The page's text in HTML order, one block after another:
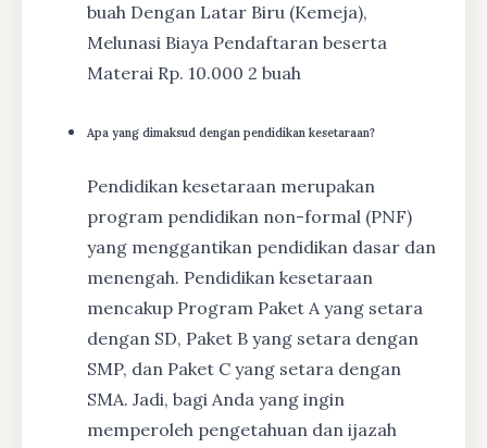
buah Dengan Latar Biru (Kemeja),
Melunasi Biaya Pendaftaran beserta
Materai Rp. 10.000 2 buah
Apa yang dimaksud dengan pendidikan kesetaraan?
Pendidikan kesetaraan merupakan
program pendidikan non-formal (PNF)
yang menggantikan pendidikan dasar dan
menengah. Pendidikan kesetaraan
mencakup Program Paket A yang setara
dengan SD, Paket B yang setara dengan
SMP, dan Paket C yang setara dengan
SMA. Jadi, bagi Anda yang ingin
memperoleh pengetahuan dan ijazah